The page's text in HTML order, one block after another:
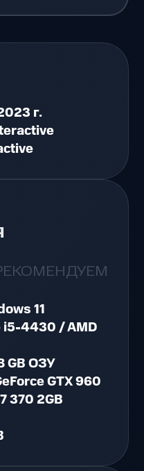
г.
11
i5-4430 / AMD
GB ОЗУ
GTX 960
370 2GB